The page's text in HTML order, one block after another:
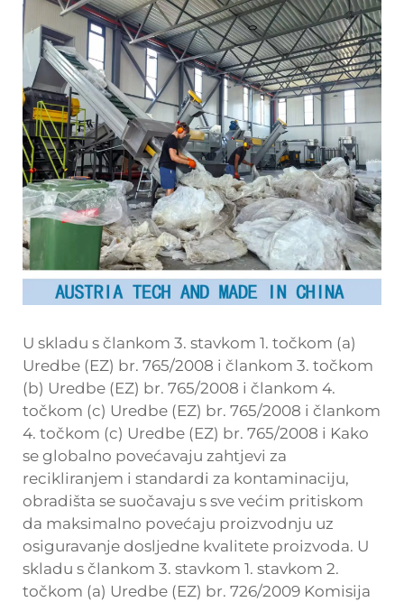
U skladu s člankom 3. stavkom 1. točkom (a)
Uredbe (EZ) br. 765/2008 i člankom 3. točkom
(b) Uredbe (EZ) br. 765/2008 i člankom 4.
točkom (c) Uredbe (EZ) br. 765/2008 i člankom
4. točkom (c) Uredbe (EZ) br. 765/2008 i Kako
se globalno povećavaju zahtjevi za
recikliranjem i standardi za kontaminaciju,
obradišta se suočavaju s sve većim pritiskom
da maksimalno povećaju proizvodnju uz
osiguravanje dosljedne kvalitete proizvoda. U
skladu s člankom 3. stavkom 1. stavkom 2.
točkom (a) Uredbe (EZ) br. 726/2009 Komisija